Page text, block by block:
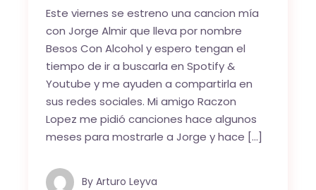
Este viernes se estreno una cancion mía
con Jorge Almir que lleva por nombre
Besos Con Alcohol y espero tengan el
tiempo de ir a buscarla en Spotify &
Youtube y me ayuden a compartirla en
sus redes sociales. Mi amigo Raczon
Lopez me pidió canciones hace algunos
meses para mostrarle a Jorge y hace […]
By Arturo Leyva